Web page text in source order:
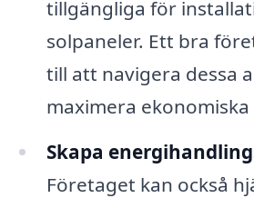
tillgängliga för
solpaneler. Ett bra
till att navigera dessa
maximera
Skapa
Företaget kan också